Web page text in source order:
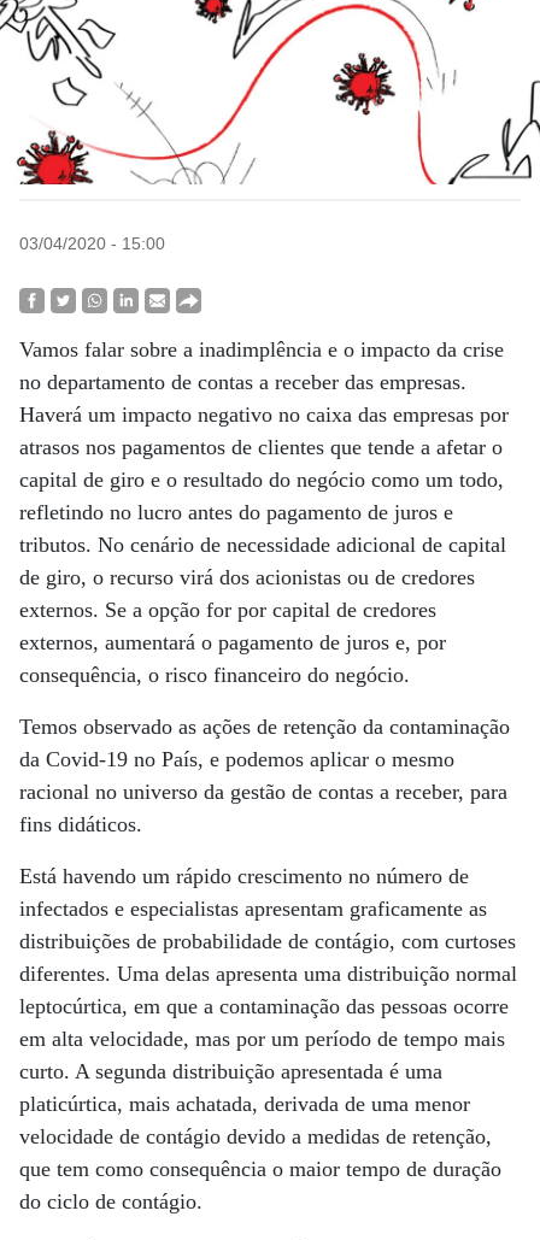
03/04/2020 - 15:00
Vamos falar sobre a inadimplência e o impacto da crise
no departamento de contas a receber das empresas.
Haverá um impacto negativo no caixa das empresas por
atrasos nos pagamentos de clientes que tende a afetar o
capital de giro e o resultado do negócio como um todo,
refletindo no lucro antes do pagamento de juros e
tributos. No cenário de necessidade adicional de capital
de giro, o recurso virá dos acionistas ou de credores
externos. Se a opção for por capital de credores
externos, aumentará o pagamento de juros e, por
consequência, o risco financeiro do negócio.
Temos observado as ações de retenção da contaminação
da Covid-19 no País, e podemos aplicar o mesmo
racional no universo da gestão de contas a receber, para
fins didáticos.
Está havendo um rápido crescimento no número de
infectados e especialistas apresentam graficamente as
distribuições de probabilidade de contágio, com curtoses
diferentes. Uma delas apresenta uma distribuição normal
leptocúrtica, em que a contaminação das pessoas ocorre
em alta velocidade, mas por um período de tempo mais
curto. A segunda distribuição apresentada é uma
platicúrtica, mais achatada, derivada de uma menor
velocidade de contágio devido a medidas de retenção,
que tem como consequência o maior tempo de duração
do ciclo de contágio.